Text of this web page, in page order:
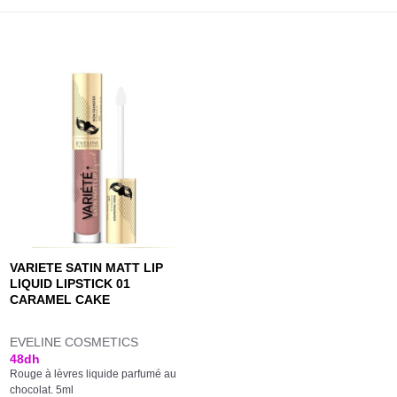
VARIETE SATIN MATT LIP
LIQUID LIPSTICK 01
CARAMEL CAKE
EVELINE COSMETICS
48dh
Rouge à lèvres liquide parfumé au
chocolat. 5ml